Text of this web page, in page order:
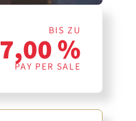
BIS ZU
7,00 %
PAY PER SALE